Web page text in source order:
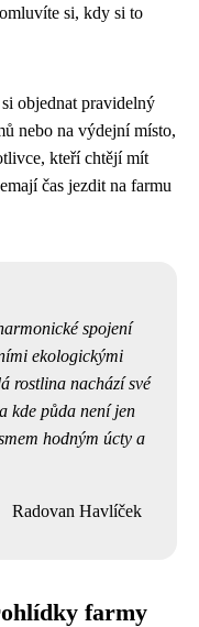
si, kdy si to
objednat pravidelný
nebo na výdejní místo,
kteří chtějí mít
čas jezdit na farmu
spojení
ekologickými
rostlina nachází své
kde půda není jen
hodným úcty a
Radovan Havlíček
farmy